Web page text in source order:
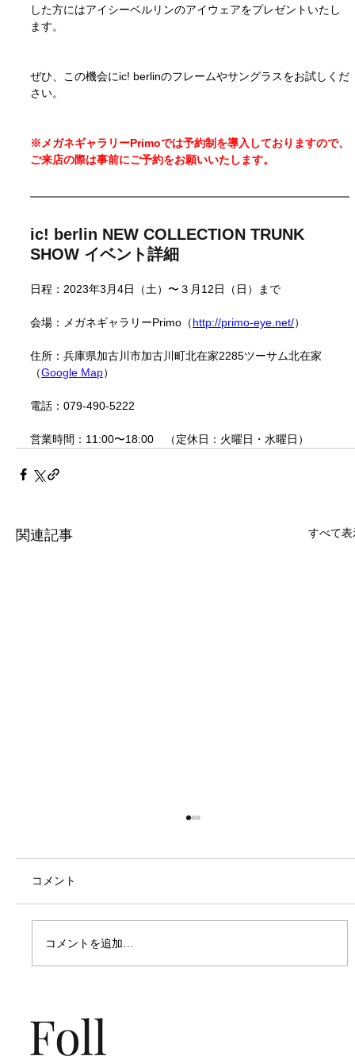
した方にはアイシーベルリンのアイウェアをプレゼントいたし
ます。
ぜひ、この機会にic! berlinのフレームやサングラスをお試しくだ
さい。
※メガネギャラリーPrimoでは予約制を導入しておりますので、
ご来店の際は事前にご予約をお願いいたします。
ic! berlin NEW COLLECTION TRUNK
SHOW イベント詳細
日程：2023年3月4日（土）〜３月12日（日）まで
会場：メガネギャラリーPrimo（http://primo-eye.net/）
住所： 兵庫県加古川市加古川町北在家2285ツーサム北在家
（Google Map）
電話： 079-490-5222
営業時間： 11:00〜18:00　（定休日：火曜日・水曜日）
関連記事 すべて表
2023 January Collection
コメント
コメントを追加…
Foll